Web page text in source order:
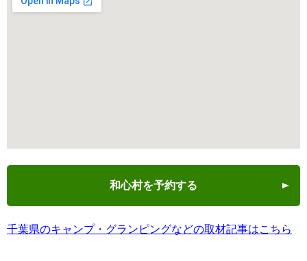
和心村を予約する
千葉県のキャンプ・グランピングなどの取材記事はこちら